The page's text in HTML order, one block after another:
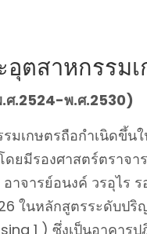
ตสาหกรรม
.ศ.2524-พ.ศ.2530)
มเกษตรถือกำเนิดขึ้น
ดยมีรองศาสตร์ตราจ
าจารย์อนงค์ วรอุไร
ในหลักสูตรระดับป
1 ) ซึ่งเป็นอาคาร